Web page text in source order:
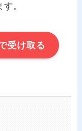
。
受け取る